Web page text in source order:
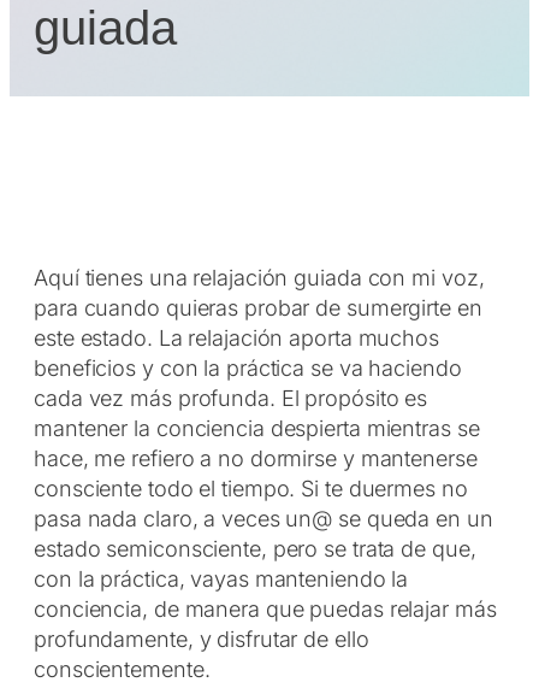
guiada
Aquí tienes una relajación guiada con mi voz,
para cuando quieras probar de sumergirte en
este estado. La relajación aporta muchos
beneficios y con la práctica se va haciendo
cada vez más profunda. El propósito es
mantener la conciencia despierta mientras se
hace, me refiero a no dormirse y mantenerse
consciente todo el tiempo. Si te duermes no
pasa nada claro, a veces un@ se queda en un
estado semiconsciente, pero se trata de que,
con la práctica, vayas manteniendo la
conciencia, de manera que puedas relajar más
profundamente, y disfrutar de ello
conscientemente.